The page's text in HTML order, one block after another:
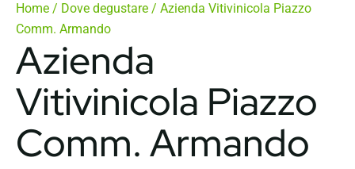
Home / Dove degustare / Azienda Vitivinicola Piazzo
Comm. Armando
Azienda
Vitivinicola Piazzo
Comm. Armando